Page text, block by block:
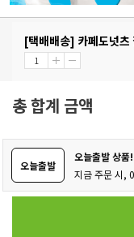
[택배배송] 카페도넛
총 합계 금액
오늘출발
오늘출발 상품!
지금 주문 시,